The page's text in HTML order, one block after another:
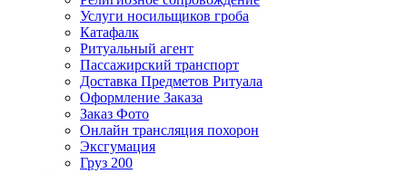
Услуги носильщиков гроба
Катафалк
Ритуальный агент
Пассажирский транспорт
Доставка Предметов Ритуала
Оформление Заказа
Заказ Фото
Онлайн трансляция похорон
Эксгумация
Груз 200